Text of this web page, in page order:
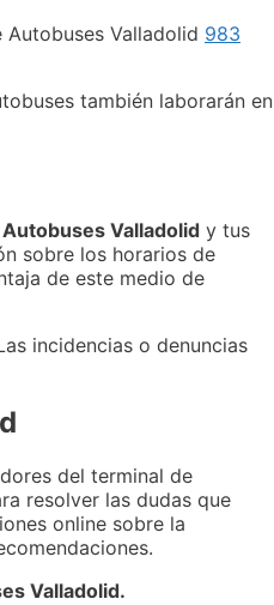
Autobuses Valladolid 983
también laborarán en
Valladolid y tus
sobre los horarios de
de este medio de
incidencias o denuncias
del terminal de
resolver las dudas que
online sobre la
Valladolid.